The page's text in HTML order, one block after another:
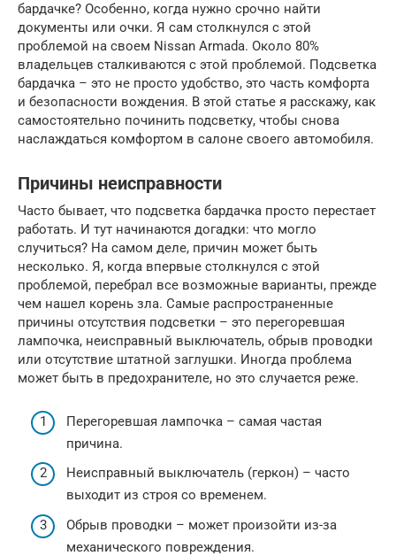
бардачке? Особенно, когда нужно срочно найти
документы или очки. Я сам столкнулся с этой
проблемой на своем Nissan Armada. Около 80%
владельцев сталкиваются с этой проблемой. Подсветка
бардачка – это не просто удобство, это часть комфорта
и безопасности вождения. В этой статье я расскажу, как
самостоятельно починить подсветку, чтобы снова
наслаждаться комфортом в салоне своего автомобиля.
Причины неисправности
Часто бывает, что подсветка бардачка просто перестает
работать. И тут начинаются догадки: что могло
случиться? На самом деле, причин может быть
несколько. Я, когда впервые столкнулся с этой
проблемой, перебрал все возможные варианты, прежде
чем нашел корень зла. Самые распространенные
причины отсутствия подсветки – это перегоревшая
лампочка, неисправный выключатель, обрыв проводки
или отсутствие штатной заглушки. Иногда проблема
может быть в предохранителе, но это случается реже.
Перегоревшая лампочка – самая частая
причина.
Неисправный выключатель (геркон) – часто
выходит из строя со временем.
Обрыв проводки – может произойти из-за
механического повреждения.